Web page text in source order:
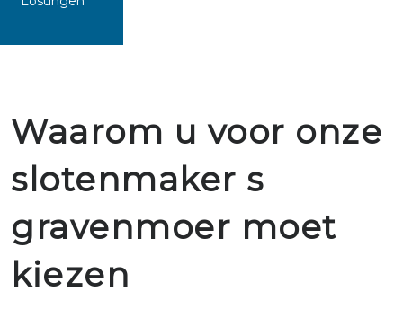
Waarom u voor onze
slotenmaker s
gravenmoer moet
kiezen